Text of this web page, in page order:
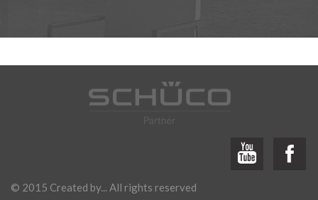
© 2015 Created by... All rights reserved